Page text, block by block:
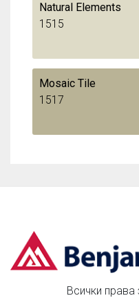
Natural Elements
1515
Mosaic Tile
1517
Всички права